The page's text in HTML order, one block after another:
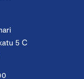
5 C